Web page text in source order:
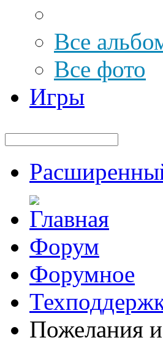
Все
Все фото
Игры
Форум
Форумное
Пожелания